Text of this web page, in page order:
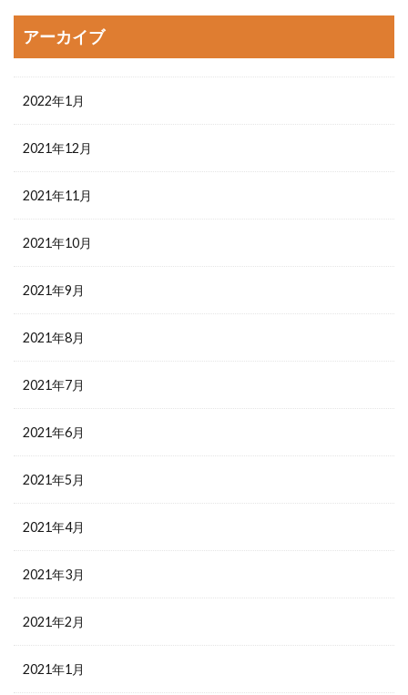
アーカイブ
2022年1月
2021年12月
2021年11月
2021年10月
2021年9月
2021年8月
2021年7月
2021年6月
2021年5月
2021年4月
2021年3月
2021年2月
2021年1月